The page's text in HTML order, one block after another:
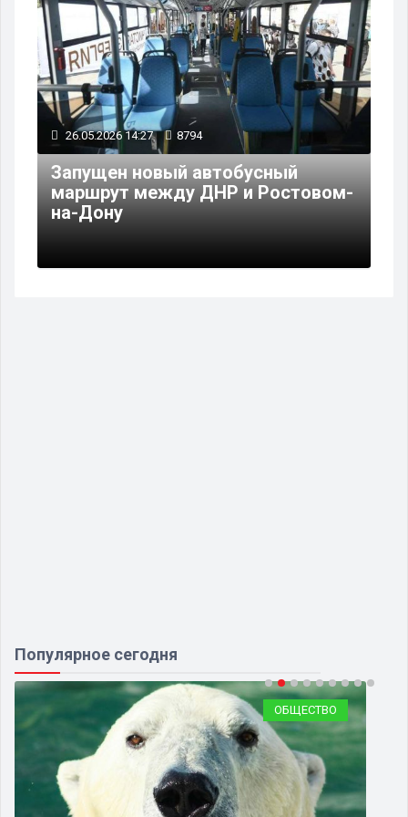
26.05.2026 14:27 8794
Запущен новый автобусный
маршрут между ДНР и Ростовом-
на-Дону
Популярное сегодня
ОБЩЕСТВО